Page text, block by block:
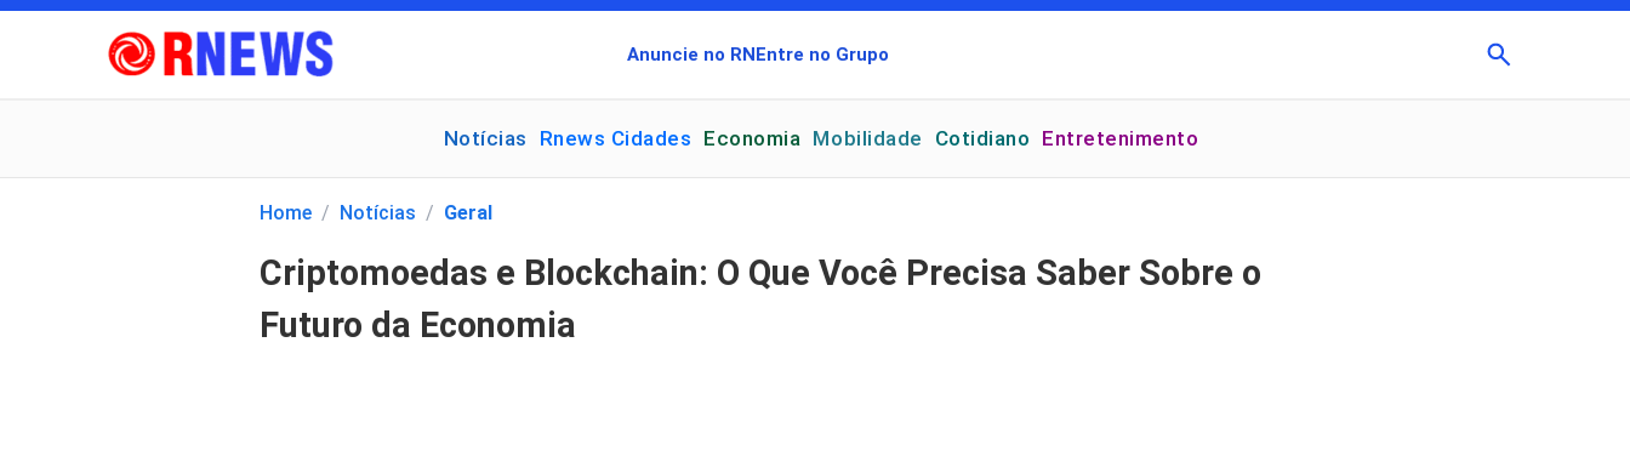
Anuncie no RNEntre no Grupo
Buscar
Pesquisar
por:
Notícias Rnews Cidades Economia Mobilidade Cotidiano Entretenimento
Home / Notícias / Geral
Criptomoedas e Blockchain: O Que Você Precisa Saber Sobre o
Futuro da Economia